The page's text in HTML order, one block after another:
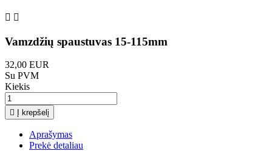
 
Vamzdžių spaustuvas 15-115mm
32,00 EUR
Su PVM
Kiekis
 Į krepšelį
Aprašymas
Prekė detaliau